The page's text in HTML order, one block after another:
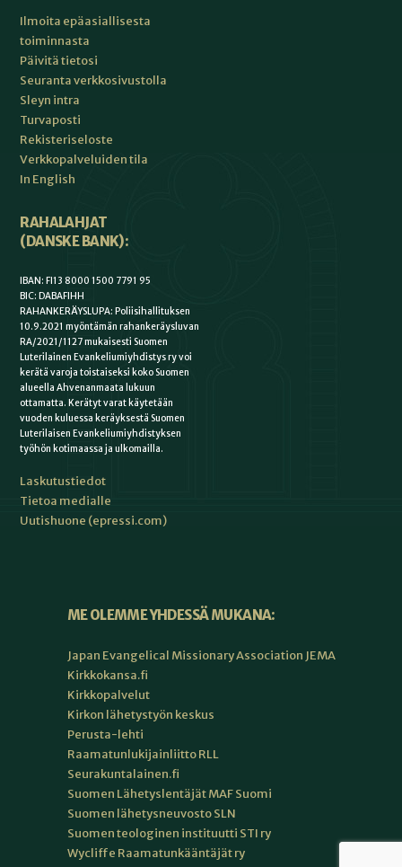
Ilmoita epäasiallisesta
toiminnasta
Päivitä tietosi
Seuranta verkkosivustolla
Sleyn intra
Turvaposti
Rekisteriseloste
Verkkopalveluiden tila
In English
RAHALAHJAT
(DANSKE BANK):
IBAN: FI13 8000 1500 7791 95
BIC: DABAFIHH
RAHANKERÄYSLUPA: Poliisihallituksen
10.9.2021 myöntämän rahankeräysluvan
RA/2021/1127 mukaisesti Suomen
Luterilainen Evankeliumiyhdistys ry voi
kerätä varoja toistaiseksi koko Suomen
alueella Ahvenanmaata lukuun
ottamatta. Kerätyt varat käytetään
vuoden kuluessa keräyksestä Suomen
Luterilaisen Evankeliumiyhdistyksen
työhön kotimaassa ja ulkomailla.
Laskutustiedot
Tietoa medialle
Uutishuone (epressi.com)
ME OLEMME YHDESSÄ MUKANA:
Japan Evangelical Missionary Association JEMA
Kirkkokansa.fi
Kirkkopalvelut
Kirkon lähetystyön keskus
Perusta-lehti
Raamatunlukijainliitto RLL
Seurakuntalainen.fi
Suomen Lähetyslentäjät MAF Suomi
Suomen lähetysneuvosto SLN
Suomen teologinen instituutti STI ry
Wycliffe Raamatunkääntäjät ry